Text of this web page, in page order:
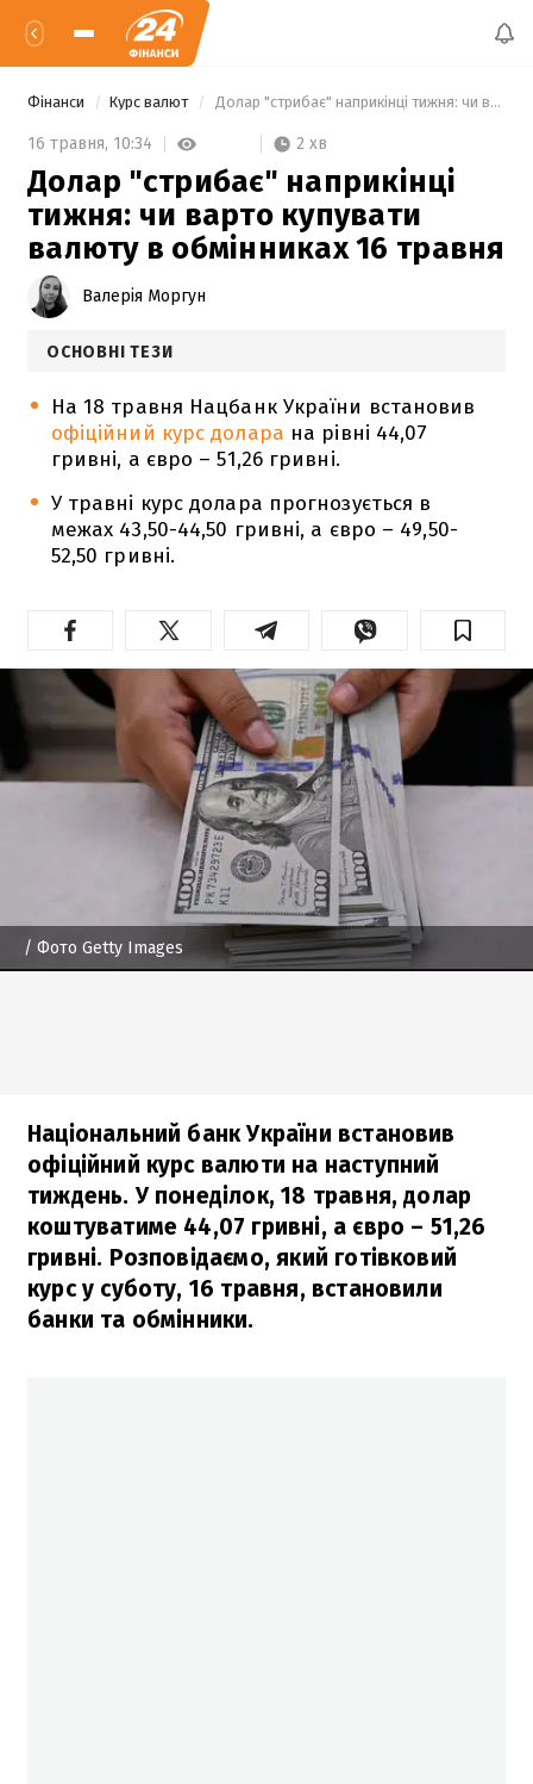
Фінанси Курс валют Долар "стрибає" наприкінці тижня: чи варто купувати валюту в обмінниках 16 травня
16 травня, 10:34 2 хв
Долар "стрибає" наприкінці
тижня: чи варто купувати
валюту в обмінниках 16 травня
Валерія Моргун
ОСНОВНІ ТЕЗИ
На 18 травня Нацбанк України встановив
офіційний курс долара на рівні 44,07
гривні, а євро – 51,26 гривні.
У травні курс долара прогнозується в
межах 43,50-44,50 гривні, а євро – 49,50-
52,50 гривні.
/ Фото Getty Images
Національний банк України встановив
офіційний курс валюти на наступний
тиждень. У понеділок, 18 травня, долар
коштуватиме 44,07 гривні, а євро – 51,26
гривні. Розповідаємо, який готівковий
курс у суботу, 16 травня, встановили
банки та обмінники.